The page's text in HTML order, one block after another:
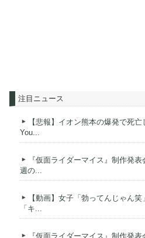
注目ニュース
【悲報】イオン熊本の爆発で死
You...
『仮面ライダーマイス』制作発
週の...
【動画】女子「勃ってんじゃん
「キ...
『仮面ライダーマイス』制作発